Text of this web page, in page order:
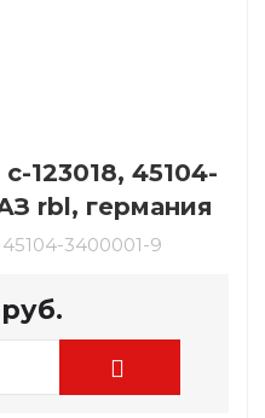
123018, 45104-
rbl, германия
45104-3400001-9
руб.